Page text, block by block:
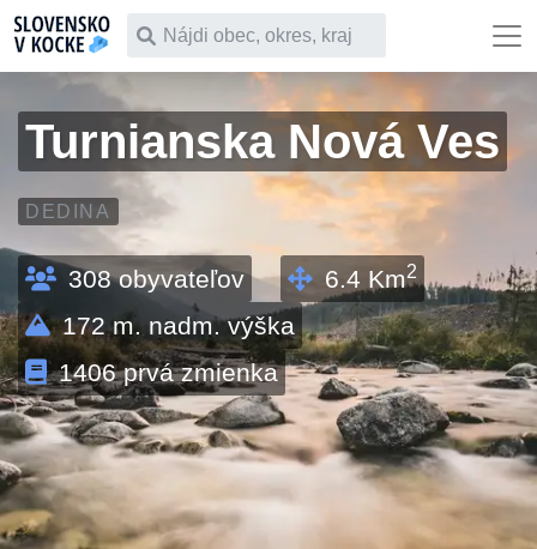
Čo chceš vyhľadať
Turnianska Nová Ves
DEDINA
308obyvateľov 6.4 Km2
172m. nadm. výška
1406prvá zmienka